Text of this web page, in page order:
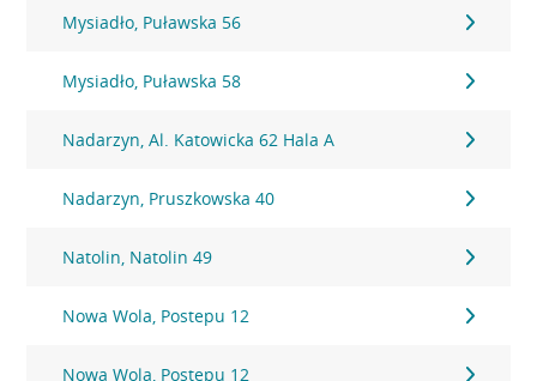
Mysiadło, Puławska 56
Mysiadło, Puławska 58
Nadarzyn, Al. Katowicka 62 Hala A
Nadarzyn, Pruszkowska 40
Natolin, Natolin 49
Nowa Wola, Postepu 12
Nowa Wola, Postepu 12